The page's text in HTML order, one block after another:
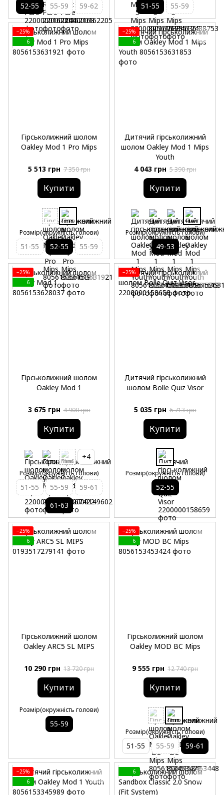
52-55 55-59 59-62 51-55 55-59
−25%
6
Гірськолижний шолом
Oakley Mod 1 Pro Mips
5 513 грн 7 350 грн
Купити
Розмір(окружність голови)
51-55 52-55 55-59
−25%
6
Дитячий гірськолижний
шолом Oakley Mod 1 Mips
Youth
4 043 грн 5 390 грн
Купити
Розмір(окружність голови)
49-53
−25%
6
Гірськолижний шолом
Oakley Mod 1
3 675 грн 4 900 грн
Купити
+4
Розмір(окружність голови)
51-55 55-59
59-61
61-63
−25%
Дитячий гірськолижний
шолом Bolle Quiz Visor
5 035 грн 6 713 грн
Купити
Розмір(окружність голови)
52-55
−25%
6
Гірськолижний шолом
Oakley ARC5 SL MIPS
10 290 грн 13 720 грн
Купити
Розмір(окружність голови)
55-59
−25%
6
Гірськолижний шолом
Oakley MOD BC Mips
9 555 грн 12 740 грн
Купити
Розмір(окружність голови)
51-55 55-59 59-61
−25%
6
6